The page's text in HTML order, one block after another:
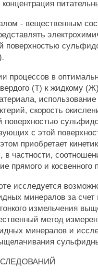
- вещественным
поверхностью
процессов в
(Т) к жидкому
использование
скорость
поверхностью
с этой
приобретает
в частности,
прямого и косвенного
исследуется
минералов за
измельчения
метод
минералов и